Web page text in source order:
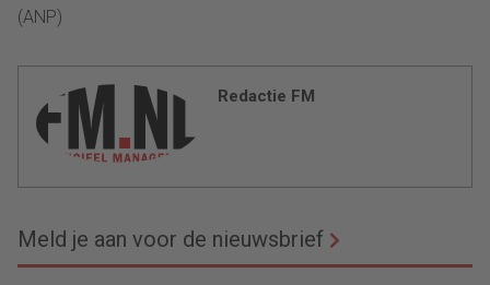
(ANP)
Redactie FM
Meld je aan voor de nieuwsbrief